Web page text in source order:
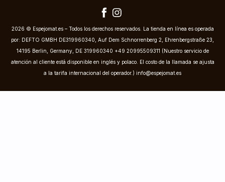
2026 © Espejomat.es – Todos los derechos reservados. La tienda en línea es operada
por: DEFTO GMBH DE319960340, Auf Dem Schnorrenberg 2, Ehrenbergstraße 23,
14195 Berlin, Germany, DE 319960340 +49 20995509311 (Nuestro servicio de
atención al cliente está disponible en inglés y polaco. El costo de la llamada se ajusta
a la tarifa internacional del operador.) info@espejomat.es